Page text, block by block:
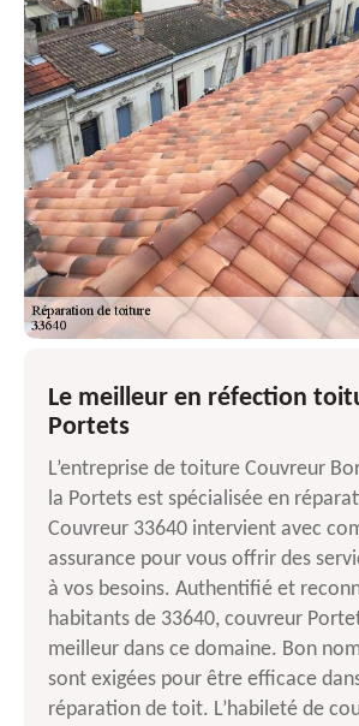
Le meilleur en réfection
Portets
L’entreprise de toiture Couvreur
la Portets est spécialisée en
Couvreur 33640 intervient avec
assurance pour vous offrir des
à vos besoins. Authentifié et
habitants de 33640, couvreur
meilleur dans ce domaine. Bon
sont exigées pour être efficace
réparation de toit. L’habileté de